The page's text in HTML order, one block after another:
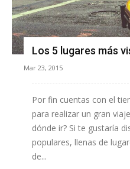
Los 5 lugares más
Mar 23, 2015
Por fin cuentas con el
para realizar un gran
dónde ir? Si te gustaría
populares, llenas de
de...